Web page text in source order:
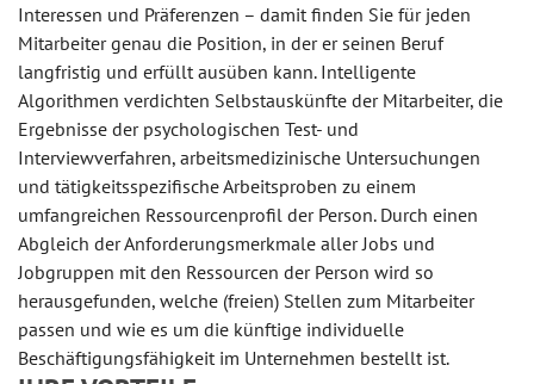
Interessen und Präferenzen – damit finden Sie für jeden
Mitarbeiter genau die Position, in der er seinen Beruf
langfristig und erfüllt ausüben kann. Intelligente
Algorithmen verdichten Selbstauskünfte der Mitarbeiter, die
Ergebnisse der psychologischen Test- und
Interviewverfahren, arbeitsmedizinische Untersuchungen
und tätigkeitsspezifische Arbeitsproben zu einem
umfangreichen Ressourcenprofil der Person. Durch einen
Abgleich der Anforderungsmerkmale aller Jobs und
Jobgruppen mit den Ressourcen der Person wird so
herausgefunden, welche (freien) Stellen zum Mitarbeiter
passen und wie es um die künftige individuelle
Beschäftigungsfähigkeit im Unternehmen bestellt ist.